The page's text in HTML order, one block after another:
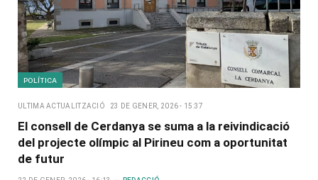
POLÍTICA
ULTIMA ACTUALITZACIÓ 23 DE GENER, 2026 - 15:37
El consell de Cerdanya se suma a la reivindicació
del projecte olímpic al Pirineu com a oportunitat
de futur